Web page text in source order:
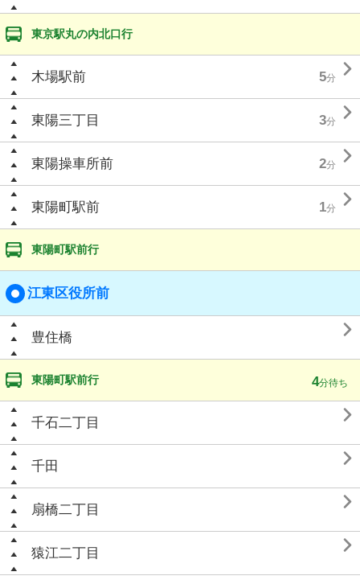
東京駅丸の内北口行
木場駅前 5分 
東陽三丁目 3分 
東陽操車所前 2分 
東陽町駅前 1分 
東陽町駅前行
江東区役所前
豊住橋 
東陽町駅前行 4分待ち
千石二丁目 
千田 
扇橋二丁目 
猿江二丁目 